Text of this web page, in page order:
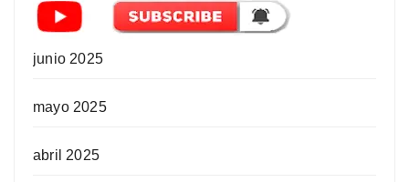
junio 2025
mayo 2025
abril 2025